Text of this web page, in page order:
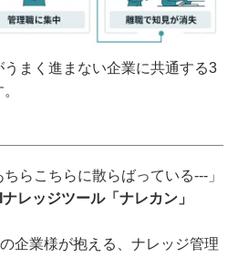
まく進まない企業に共通する3
らこちらに散らばっている---」
レッジツール「ナレカン」
企業様が抱える、ナレッジ管理